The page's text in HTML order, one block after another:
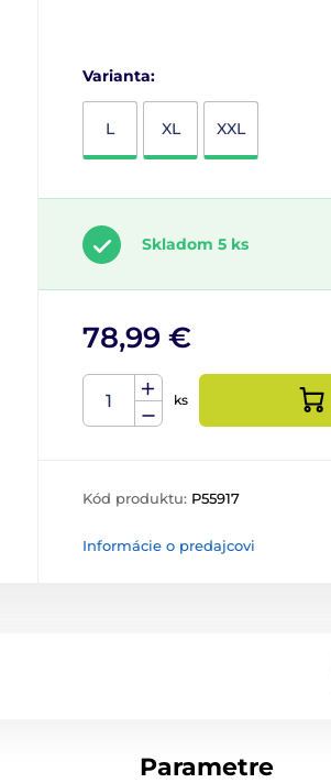
Varianta:
L XL XXL
Skladom 5 ks
78,99 €
ks
Kód produktu: P55917
Informácie o predajcovi
Parametre